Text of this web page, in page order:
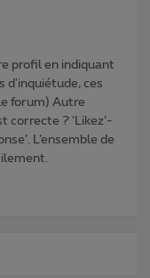
profil en indiquant
d'inquiétude, ces
forum) Autre
correcte ? ‘Likez’-
L’ensemble de